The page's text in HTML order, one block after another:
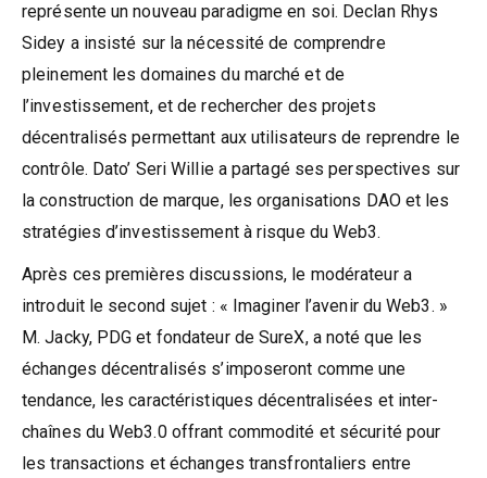
représente un nouveau paradigme en soi. Declan Rhys
Sidey a insisté sur la nécessité de comprendre
pleinement les domaines du marché et de
l’investissement, et de rechercher des projets
décentralisés permettant aux utilisateurs de reprendre le
contrôle. Dato’ Seri Willie a partagé ses perspectives sur
la construction de marque, les organisations DAO et les
stratégies d’investissement à risque du Web3.
Après ces premières discussions, le modérateur a
introduit le second sujet : « Imaginer l’avenir du Web3. »
M. Jacky, PDG et fondateur de SureX, a noté que les
échanges décentralisés s’imposeront comme une
tendance, les caractéristiques décentralisées et inter-
chaînes du Web3.0 offrant commodité et sécurité pour
les transactions et échanges transfrontaliers entre